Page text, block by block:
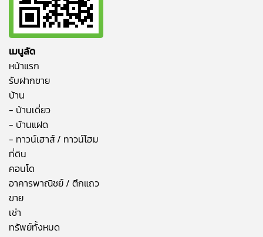
เมนูลัด
หน้าแรก
รับฝากขาย
บ้าน
- บ้านเดี่ยว
- บ้านแฝด
- ทาวน์เฮาส์ / ทาวน์โฮม
ที่ดิน
คอนโด
อาคารพาณิชย์ / ตึกแถว
ขาย
เช่า
ทรัพย์ทั้งหมด